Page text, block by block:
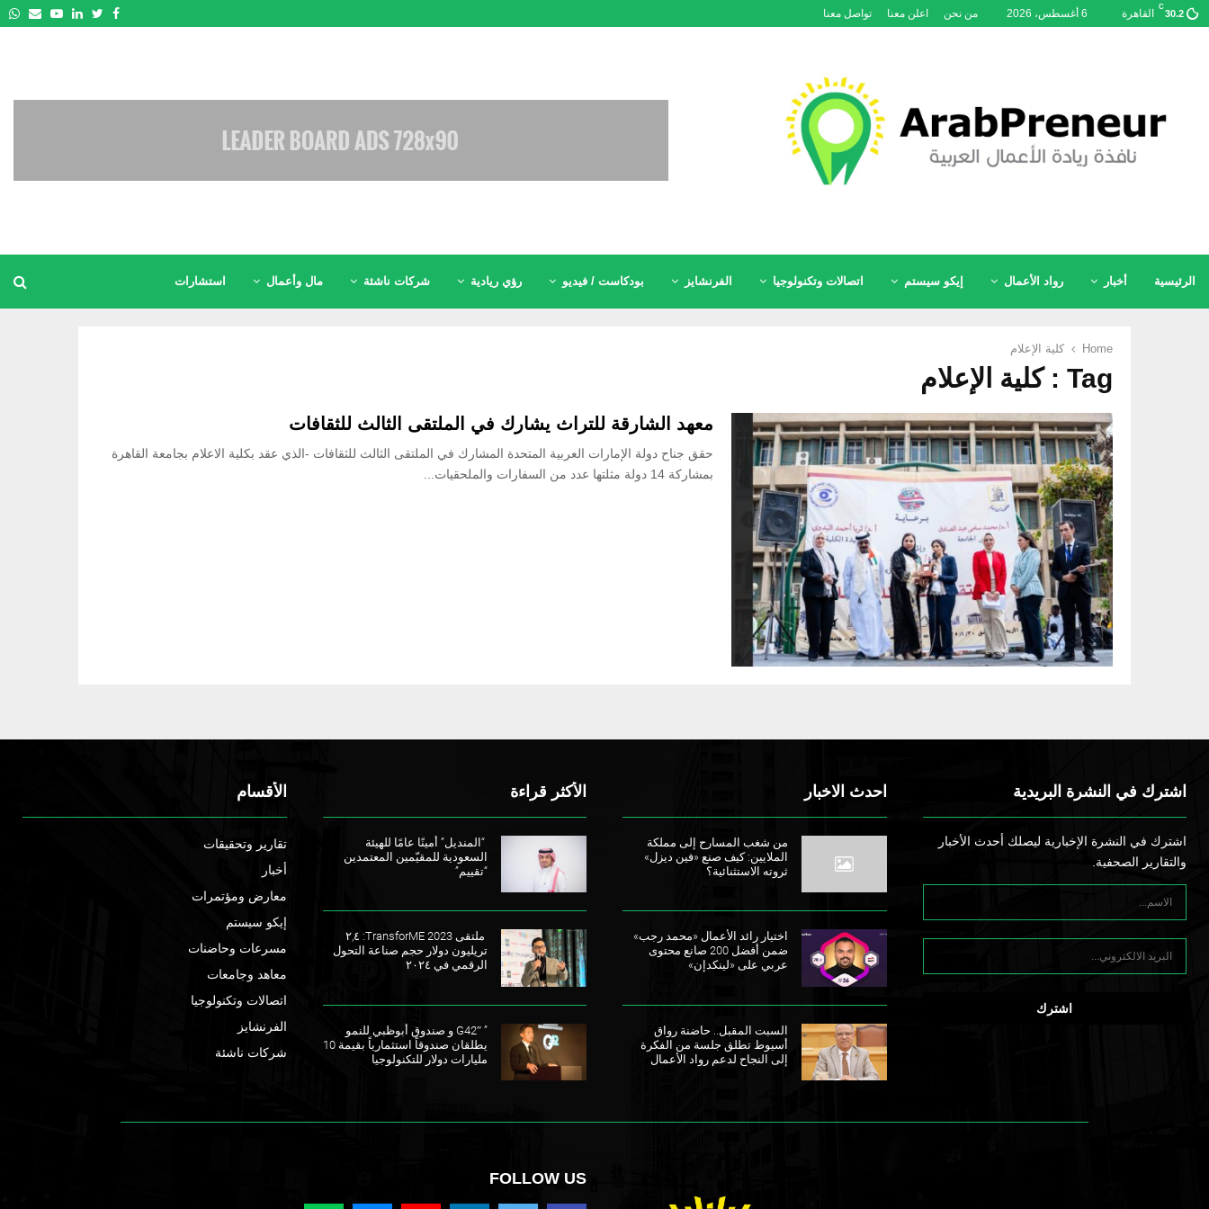
30.2
C
القاهرة 6 أغسطس، 2026 من نحن اعلن معنا تواصل معنا Facebook
Twitter
Linkedin
Youtube
الرئيسية أخبار رواد الأعمال إيكو سيستم اتصالات وتكنولوجيا الفرنشايز بودكاست / فيديو رؤي ريادية شركات ناشئة مال وأعمال استشارات
Home كلية الإعلام
Tag : كلية الإعلام
معهد الشارقة للتراث يشارك في الملتقى الثالث للثقافات
حقق جناح دولة الإمارات العربية المتحدة المشارك في الملتقى الثالث للثقافات -الذي عقد بكلية الاعلام بجامعة القاهرة
بمشاركة 14 دولة مثلتها عدد من السفارات والملحقيات...
اشترك في النشرة البريدية
اشترك في النشرة الإخبارية ليصلك أحدث الأخبار
والتقارير الصحفية.
احدث الاخبار
من شغب المسارح إلى مملكة
الملايين: كيف صنع «فين ديزل»
ثروته الاستثنائية؟
اختيار رائد الأعمال «محمد رجب»
ضمن أفضل 200 صانع محتوى
عربي على «لينكدإن»
السبت المقبل.. حاضنة رواق
أسيوط تطلق جلسة من الفكرة
إلى النجاح لدعم رواد الأعمال
الأكثر قراءة
“المنديل” أمينًا عامًا للهيئة
السعودية للمقيّمين المعتمدين
“تقييم”
ملتقى TransforME 2023: ٢,٤
تريليون دولار حجم صناعة التحول
الرقمي في ٢٠٢٤
” G42″ و صندوق أبوظبي للنمو
يطلقان صندوقاً استثمارياً بقيمة 10
مليارات دولار للتكنولوجيا
الأقسام
تقارير وتحقيقات
أخبار
معارض ومؤتمرات
إيكو سيستم
مسرعات وحاضنات
معاهد وجامعات
اتصالات وتكنولوجيا
الفرنشايز
شركات ناشئة
FOLLOW US